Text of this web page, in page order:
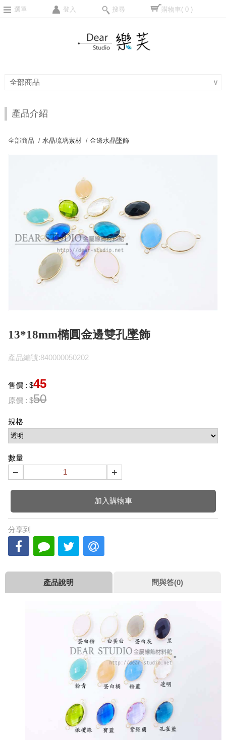
選單 登入 搜尋 購物車( 0 )
全部商品 ∨
產品介紹
全部商品 / 水晶琉璃素材 /金邊水晶墜飾
13*18mm橢圓金邊雙孔墜飾
產品編號:840000050202
售價 : $45
原價 : $50
規格
數量
− +
加入購物車
分享到
產品說明 問與答(0)